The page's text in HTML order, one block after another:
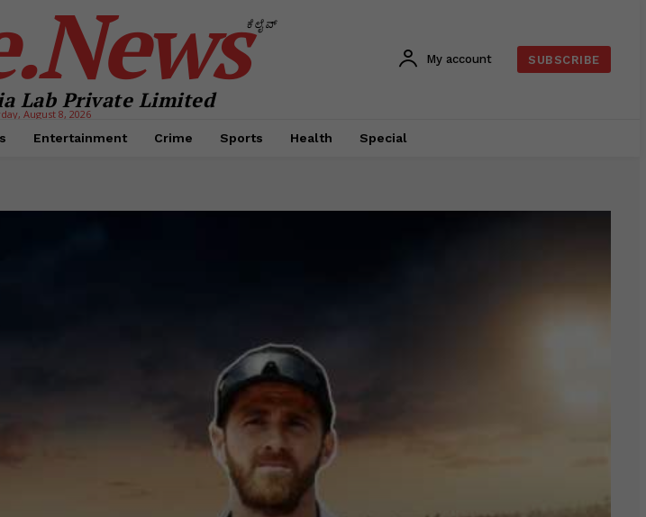
ಕೆಲೈವ್
Lab Private Limited
August 8, 2026
My account SUBSCRIBE
Entertainment Crime Sports Health Special